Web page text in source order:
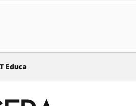
in new window
Educa